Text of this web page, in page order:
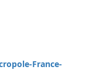
France-